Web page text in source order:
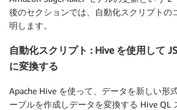
後のセクションでは、自動化スクリプトの
明します。
自動化スクリプト : Hive を使用して
に変換する
Apache Hive を使って、データを新しい形
ーブルを作成しデータを変換する Hive QL